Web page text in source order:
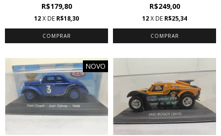
R$179,80
12X DE R$18,30
R$249,00
12X DE R$25,34
NOVO